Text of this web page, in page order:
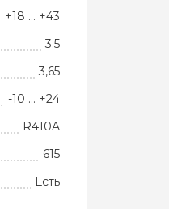
+18 … +43
3.5
3,65
-10 … +24
R410A
615
Есть